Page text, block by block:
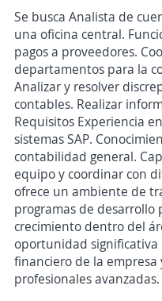
Se busca Analista de
una oficina central.
pagos a proveedores.
departamentos para la
Analizar y resolver
contables. Realizar
Requisitos Experiencia
sistemas SAP.
contabilidad general.
equipo y coordinar con
ofrece un ambiente de
programas de
crecimiento dentro del
oportunidad
financiero de la
profesionales avanzadas.